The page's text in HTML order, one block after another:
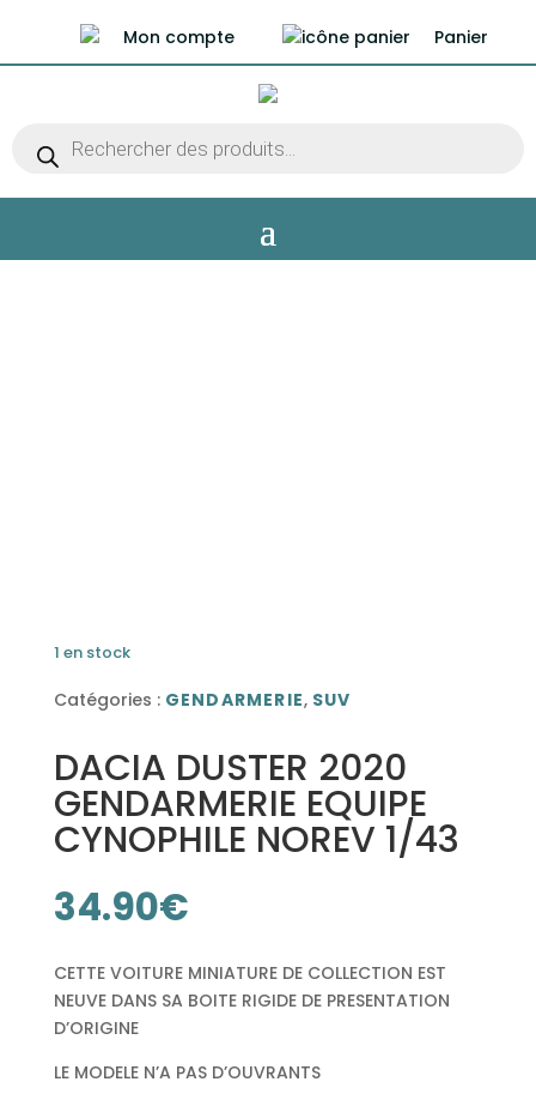
produits
Mon compte Panier
1 en stock
Catégories : GENDARMERIE, SUV
DACIA DUSTER 2020
GENDARMERIE EQUIPE
CYNOPHILE NOREV 1/43
34.90€
CETTE VOITURE MINIATURE DE COLLECTION EST
NEUVE DANS SA BOITE RIGIDE DE PRESENTATION
D’ORIGINE
LE MODELE N’A PAS D’OUVRANTS